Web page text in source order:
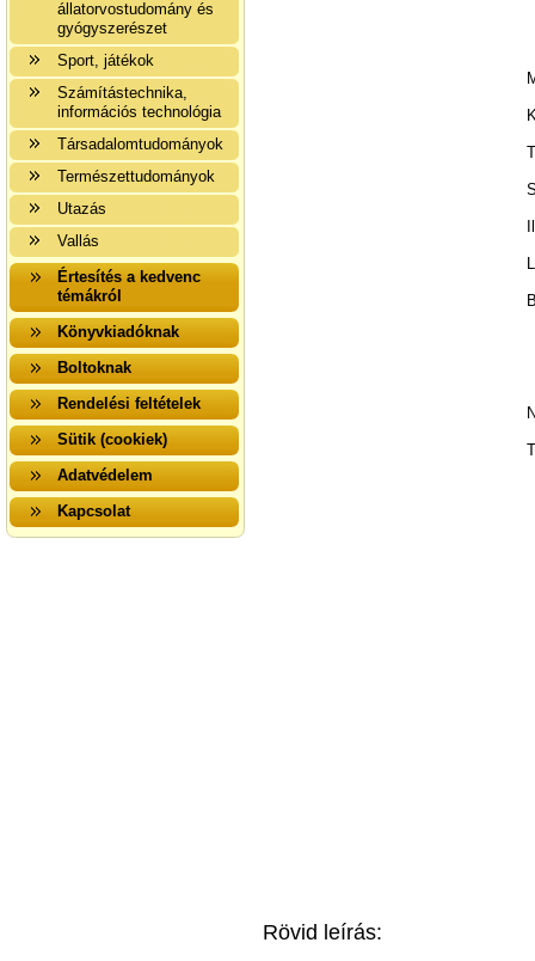
állatorvostudomány és
gyógyszerészet
Sport, játékok
Számítástechnika,
információs technológia
Társadalomtudományok
Természettudományok
Utazás
Vallás
Értesítés a kedvenc
témákról
Könyvkiadóknak
Boltoknak
Rendelési feltételek
Sütik (cookiek)
Adatvédelem
Kapcsolat
Rövid leírás: